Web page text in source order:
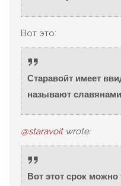
Вот это:
Старавойт имеет
называют
@staravoitwrote:
Вот этот срок можно